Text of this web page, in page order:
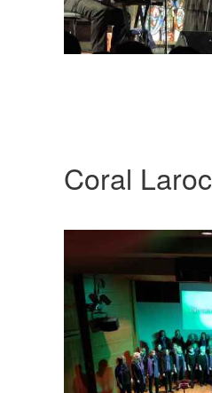
Coral Laroc